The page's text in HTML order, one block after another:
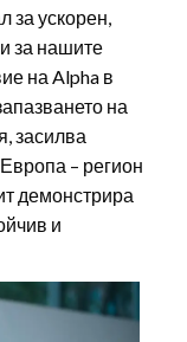
за ускорен,
за нашите
на Alpha в
на
засилва
– регион
демонстрира
и